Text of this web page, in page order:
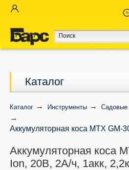
Каталог
Каталог Инструменты Садовые
Аккумуляторная коса MTX GM-
Аккумуляторная коса
Ion, 20В, 2А/ч, 1акк,